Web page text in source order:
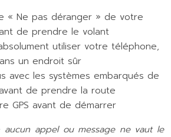
« Ne pas déranger » de votre
de prendre le volant
utiliser votre téléphone,
un endroit sûr
avec les systèmes embarqués de
de prendre la route
GPS avant de démarrer
aucun appel ou message ne vaut le